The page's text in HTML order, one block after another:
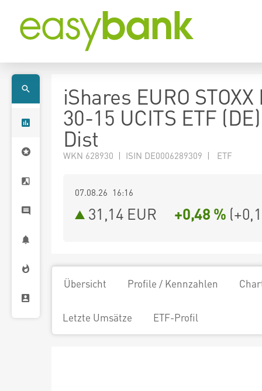
iShares EURO
30-15 UCITS ETF
Dist
WKN 628930 | ISIN DE0006289309 | ETF
07.08.26 16:16
31,14 EUR +0,48 % (
Übersicht Profile / Kennzahlen
Letzte Umsätze ETF-Profil